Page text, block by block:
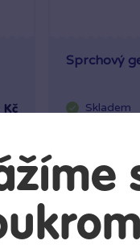
Kč
Sprchový
Skladem